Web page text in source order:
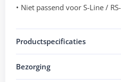
• Niet passend voor S-Line /
Productspecificaties
Bezorging